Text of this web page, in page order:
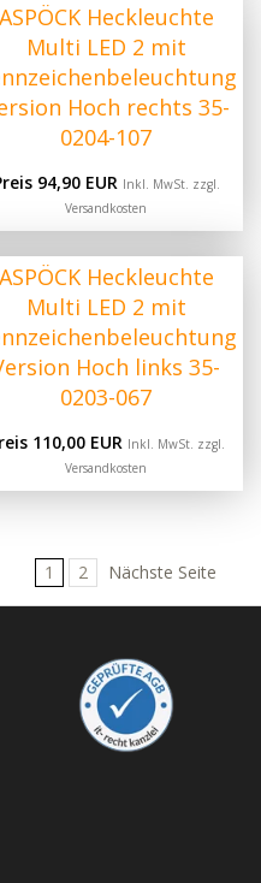
ASPÖCK Heckleuchte
Multi LED 2 mit
Hoch rechts 35-
0204-107
94,90 EUR Inkl. MwSt. zzgl.
Versandkosten
ASPÖCK Heckleuchte
Multi LED 2 mit
Hoch links 35-
0203-067
110,00 EUR Inkl. MwSt. zzgl.
Versandkosten
1 2 Nächste Seite